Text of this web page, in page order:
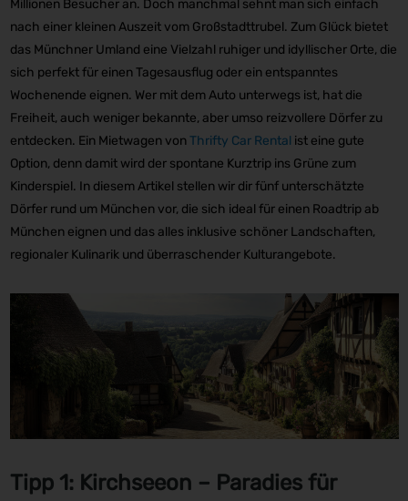
Millionen Besucher an. Doch manchmal sehnt man sich einfach
nach einer kleinen Auszeit vom Großstadttrubel. Zum Glück bietet
das Münchner Umland eine Vielzahl ruhiger und idyllischer Orte, die
sich perfekt für einen Tagesausflug oder ein entspanntes
Wochenende eignen. Wer mit dem Auto unterwegs ist, hat die
Freiheit, auch weniger bekannte, aber umso reizvollere Dörfer zu
entdecken. Ein Mietwagen vonThrifty Car Rental ist eine gute
Option, denn damit wird der spontane Kurztrip ins Grüne zum
Kinderspiel. In diesem Artikel stellen wir dir fünf unterschätzte
Dörfer rund um München vor, die sich ideal für einen Roadtrip ab
München eignen und das alles inklusive schöner Landschaften,
regionaler Kulinarik und überraschender Kulturangebote.
Tipp 1: Kirchseeon – Paradies für